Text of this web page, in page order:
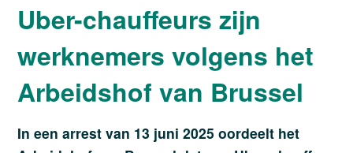
Uber-chauffeurs zijn
werknemers volgens het
Arbeidshof van Brussel
In een arrest van 13 juni 2025 oordeelt het